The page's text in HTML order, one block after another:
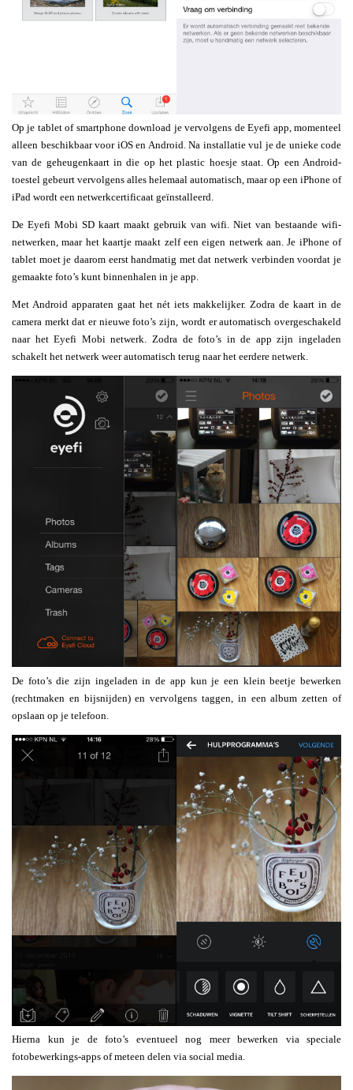
Op je tablet of smartphone download je vervolgens de Eyefi app, momenteel
alleen beschikbaar voor iOS en Android. Na installatie vul je de unieke code
van de geheugenkaart in die op het plastic hoesje staat. Op een Android-
toestel gebeurt vervolgens alles helemaal automatisch, maar op een iPhone of
iPad wordt een netwerkcertificaat geïnstalleerd.
De Eyefi Mobi SD kaart maakt gebruik van wifi. Niet van bestaande wifi-
netwerken, maar het kaartje maakt zelf een eigen netwerk aan. Je iPhone of
tablet moet je daarom eerst handmatig met dat netwerk verbinden voordat je
gemaakte foto’s kunt binnenhalen in je app.
Met Android apparaten gaat het nét iets makkelijker. Zodra de kaart in de
camera merkt dat er nieuwe foto’s zijn, wordt er automatisch overgeschakeld
naar het Eyefi Mobi netwerk. Zodra de foto’s in de app zijn ingeladen
schakelt het netwerk weer automatisch terug naar het eerdere netwerk.
De foto’s die zijn ingeladen in de app kun je een klein beetje bewerken
(rechtmaken en bijsnijden) en vervolgens taggen, in een album zetten of
opslaan op je telefoon.
Hierna kun je de foto’s eventueel nog meer bewerken via speciale
fotobewerkings-apps of meteen delen via social media.